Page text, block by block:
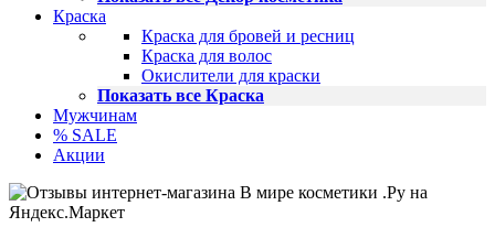
Краска
Краска для бровей и ресниц
Краска для волос
Окислители для краски
Показать все Краска
Мужчинам
% SALE
Акции